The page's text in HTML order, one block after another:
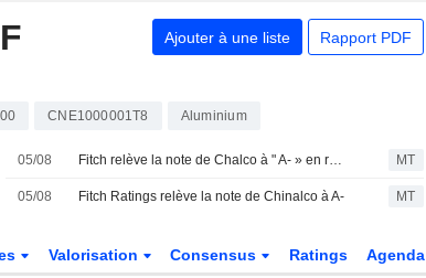
Ajouter à une liste Rapport PDF
CNE1000001T8 Aluminium
05/08 Fitch relève la note de Chalco à " A- » en raison du soutien de sa société mère et de l'État ; perspective stable MT
05/08 Fitch Ratings relève la note de Chinalco à A- MT
Valorisation Consensus Ratings Agenda